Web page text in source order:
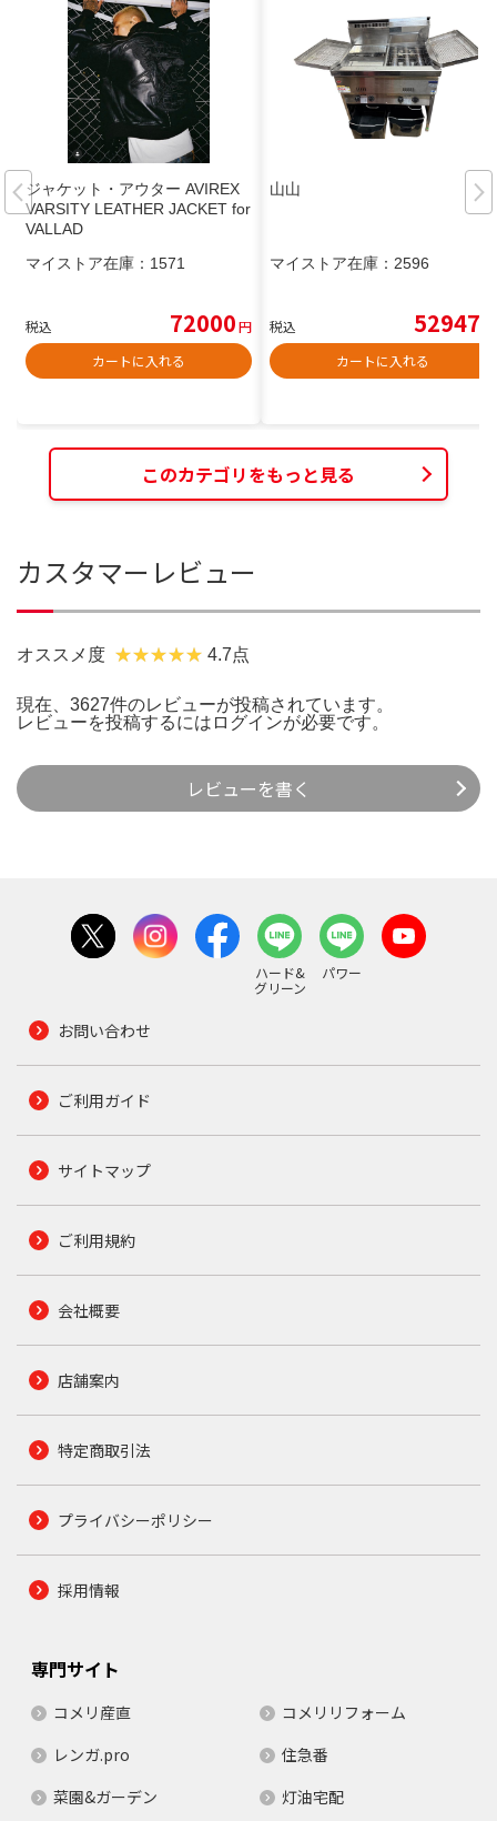
ジャケット・アウター AVIREX
VARSITY LEATHER JACKET for
VALLAD
マイストア在庫： 1571
税込 72000円
カートに入れる
山山
マイストア在庫： 2596
税込 52947
カートに入れる
このカテゴリをもっと見る
カスタマーレビュー
オススメ度 4.7点
現在、3627件のレビューが投稿されています。
レビューを投稿するには ログインが必要です。
レビューを書く
ハード&
グリーン
パワー
お問い合わせ
ご利用ガイド
サイトマップ
ご利用規約
会社概要
店舗案内
特定商取引法
プライバシーポリシー
採用情報
専門サイト
コメリ産直
コメリリフォーム
レンガ.pro
住急番
菜園&ガーデン
灯油宅配